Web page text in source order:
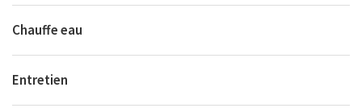
Chauffe eau
Entretien